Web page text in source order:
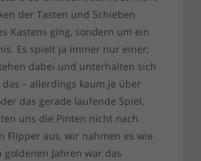
der Tasten und Schieben
Kastens ging, sondern um ein
Es spielt ja immer nur einer;
dabei und unterhalten sich
– allerdings kaum je über
das gerade laufende Spiel.
uns die Pinten nicht nach
Flipper aus, wir nahmen es wie
goldenen Jahren war das